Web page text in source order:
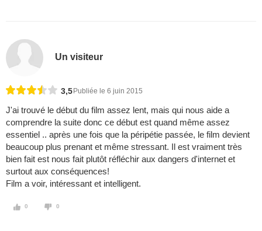
Un visiteur
3,5 Publiée le 6 juin 2015
J'ai trouvé le début du film assez lent, mais qui nous aide a
comprendre la suite donc ce début est quand même assez
essentiel .. après une fois que la péripétie passée, le film devient
beaucoup plus prenant et même stressant. Il est vraiment très
bien fait est nous fait plutôt réfléchir aux dangers d'internet et
surtout aux conséquences!
Film a voir, intéressant et intelligent.
0 0